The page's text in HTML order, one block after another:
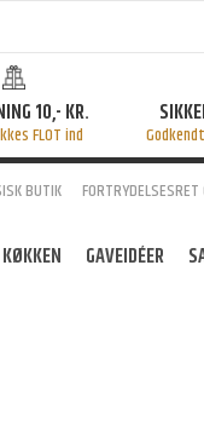
10,- KR.
FLOT ind
BUTIK FORTRYDELSESRET
KØKKEN GAVEIDÉER